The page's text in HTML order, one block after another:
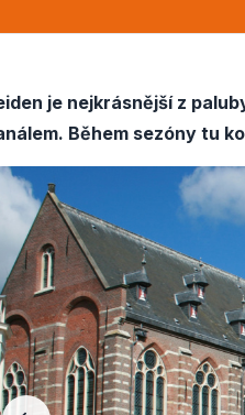
je nejkrásnější z
Během sezóny tu